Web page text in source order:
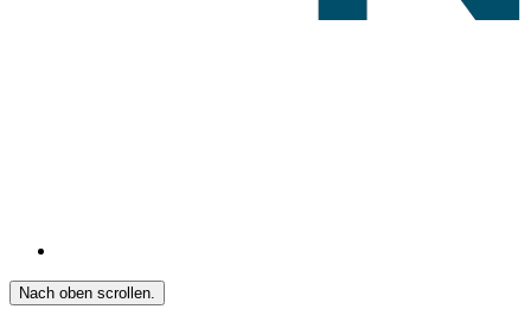
Nach oben scrollen.